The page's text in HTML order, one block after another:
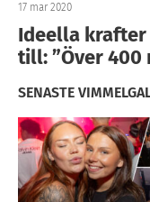
17 mar 2020
Ideella
till: ”Över 400
SENASTE